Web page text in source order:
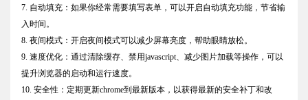
7. 自动填充：如果你经常需要填写表单，可以开启自动填充功能，节省输
入时间。
8. 夜间模式：开启夜间模式可以减少屏幕亮度，帮助眼睛放松。
9. 速度优化：通过清除缓存、禁用javascript、减少图片加载等操作，可以
提升浏览器的启动和运行速度。
10. 安全性：定期更新chrome到最新版本，以获得最新的安全补丁和改